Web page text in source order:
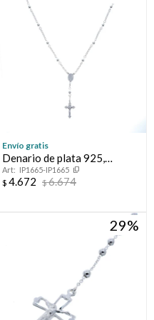
Envío gratis
Denario de plata 925,
MILAGROSA.
IP1665-IP1665
$ 4.672 $6.674
29